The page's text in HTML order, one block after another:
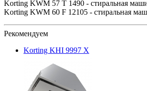
Korting KWM 57 T 1490 - стиральная
Korting KWM 60 F 12105 - стиральная
Рекомендуем
Korting KHI 9997 X